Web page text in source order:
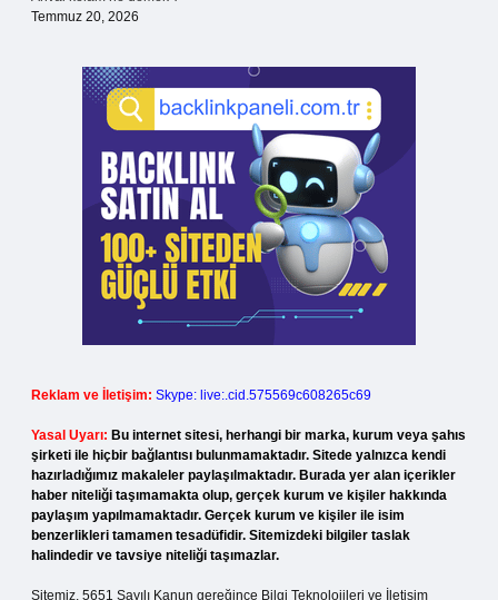
Temmuz 20, 2026
Reklam ve İletişim: Skype: live:.cid.575569c608265c69
Yasal Uyarı: Bu internet sitesi, herhangi bir marka, kurum veya şahıs
şirketi ile hiçbir bağlantısı bulunmamaktadır. Sitede yalnızca kendi
hazırladığımız makaleler paylaşılmaktadır. Burada yer alan içerikler
haber niteliği taşımamakta olup, gerçek kurum ve kişiler hakkında
paylaşım yapılmamaktadır. Gerçek kurum ve kişiler ile isim
benzerlikleri tamamen tesadüfidir. Sitemizdeki bilgiler taslak
halindedir ve tavsiye niteliği taşımazlar.
Sitemiz, 5651 Sayılı Kanun gereğince Bilgi Teknolojileri ve İletişim